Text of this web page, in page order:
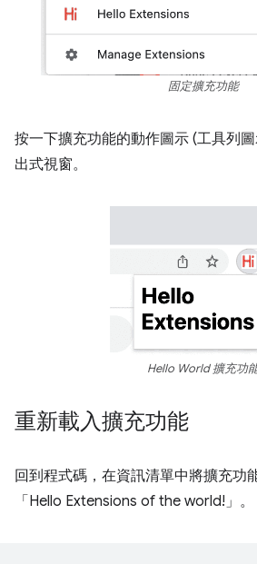
固定擴充功能
按一下擴充功能的動作圖示 (工具列
出式視窗。
Hello World 擴充功
重新載入擴充功能
回到程式碼，在資訊清單中將擴充功
「Hello Extensions of the world!」。